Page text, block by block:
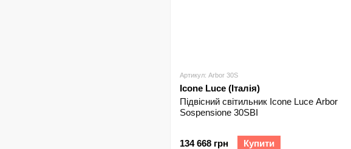
Артикул: Arbor 30S
Icone Luce (Італія)
Підвісний світильник Icone Luce Arbor
Sospensione 30SBI
134 668 грн Купити